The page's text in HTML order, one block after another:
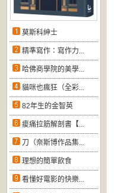
莫斯科紳士
精準寫作：寫作力...
哈佛商學院的美學...
貓咪也瘋狂（全彩...
82年生的金智英
痠痛拉筋解剖書【...
刀（奈斯博作品集...
理想的簡單飲食
看懂好電影的快樂...